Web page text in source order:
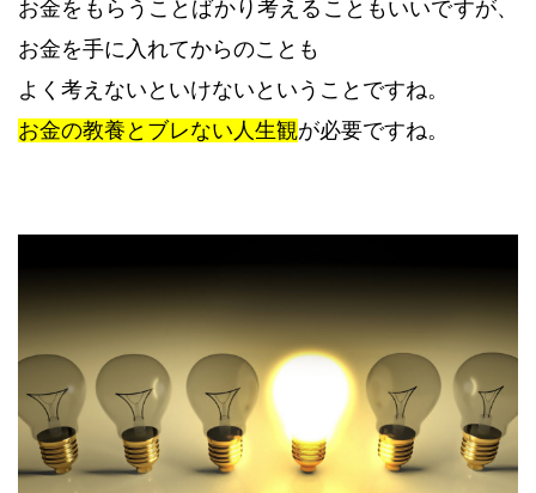
お金をもらうことばかり考えることもいいですが、
お金を手に入れてからのことも
よく考えないといけないということですね。
お金の教養とブレない人生観が必要ですね。